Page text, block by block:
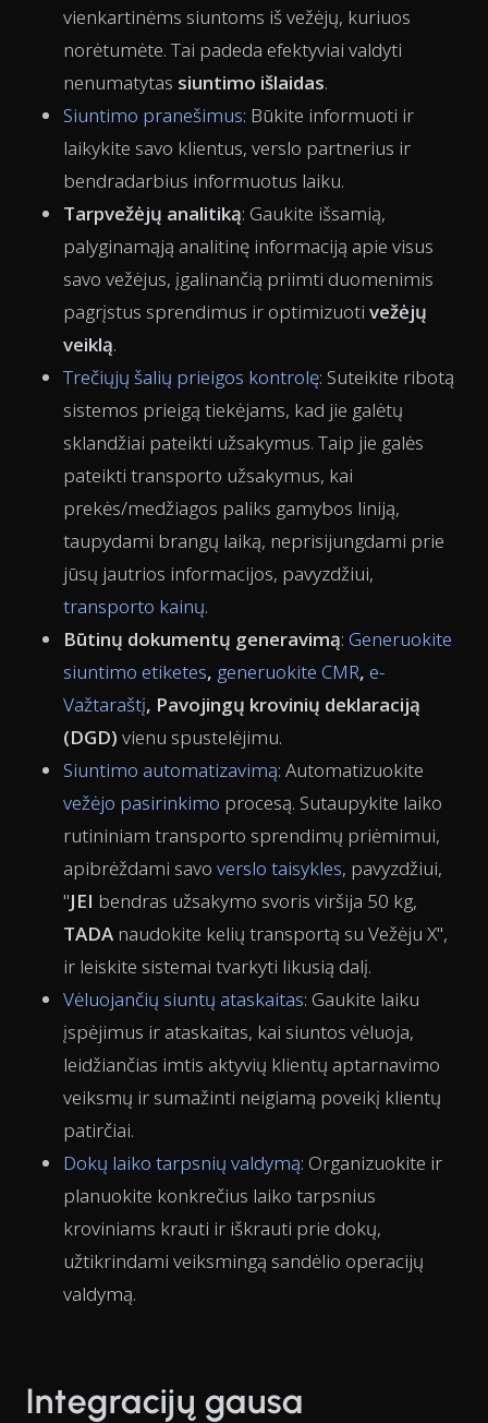
vienkartinėms siuntoms iš vežėjų, kuriuos
norėtumėte. Tai padeda efektyviai valdyti
nenumatytas siuntimo išlaidas.
Siuntimo pranešimus: Būkite informuoti ir
laikykite savo klientus, verslo partnerius ir
bendradarbius informuotus laiku.
Tarpvežėjų analitiką: Gaukite išsamią,
palyginamąją analitinę informaciją apie visus
savo vežėjus, įgalinančią priimti duomenimis
pagrįstus sprendimus ir optimizuoti vežėjų
veiklą.
Trečiųjų šalių prieigos kontrolę: Suteikite ribotą
sistemos prieigą tiekėjams, kad jie galėtų
sklandžiai pateikti užsakymus. Taip jie galės
pateikti transporto užsakymus, kai
prekės/medžiagos paliks gamybos liniją,
taupydami brangų laiką, neprisijungdami prie
jūsų jautrios informacijos, pavyzdžiui,
transporto kainų.
Būtinų dokumentų generavimą: Generuokite
siuntimo etiketes, generuokite CMR, e-
Važtaraštį, Pavojingų krovinių deklaraciją
(DGD) vienu spustelėjimu.
Siuntimo automatizavimą: Automatizuokite
vežėjo pasirinkimo procesą. Sutaupykite laiko
rutininiam transporto sprendimų priėmimui,
apibrėždami savo verslo taisykles, pavyzdžiui,
"JEI bendras užsakymo svoris viršija 50 kg,
TADA naudokite kelių transportą su Vežėju X",
ir leiskite sistemai tvarkyti likusią dalį.
Vėluojančių siuntų ataskaitas: Gaukite laiku
įspėjimus ir ataskaitas, kai siuntos vėluoja,
leidžiančias imtis aktyvių klientų aptarnavimo
veiksmų ir sumažinti neigiamą poveikį klientų
patirčiai.
Dokų laiko tarpsnių valdymą: Organizuokite ir
planuokite konkrečius laiko tarpsnius
kroviniams krauti ir iškrauti prie dokų,
užtikrindami veiksmingą sandėlio operacijų
valdymą.
Integracijų gausa